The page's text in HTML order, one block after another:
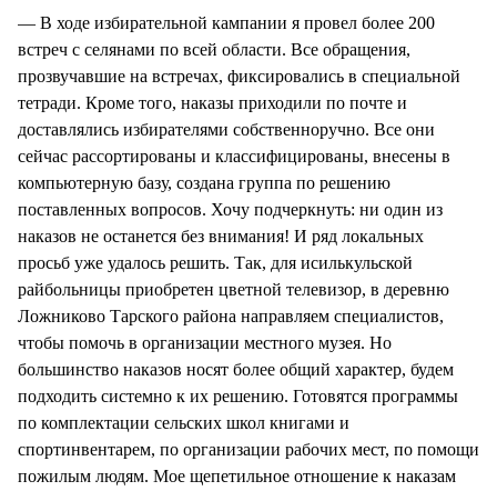
— В ходе избирательной кампании я провел более 200
встреч с селянами по всей области. Все обращения,
прозвучавшие на встречах, фиксировались в специальной
тетради. Кроме того, наказы приходили по почте и
доставлялись избирателями собственноручно. Все они
сейчас рассортированы и классифицированы, внесены в
компьютерную базу, создана группа по решению
поставленных вопросов. Хочу подчеркнуть: ни один из
наказов не останется без внимания! И ряд локальных
просьб уже удалось решить. Так, для исилькульской
райбольницы приобретен цветной телевизор, в деревню
Ложниково Тарского района направляем специалистов,
чтобы помочь в организации местного музея. Но
большинство наказов носят более общий характер, будем
подходить системно к их решению. Готовятся программы
по комплектации сельских школ книгами и
спортинвентарем, по организации рабочих мест, по помощи
пожилым людям. Мое щепетильное отношение к наказам